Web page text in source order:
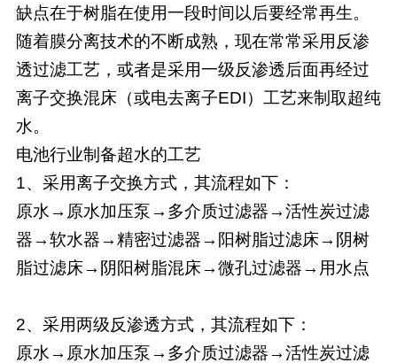
缺点在于树脂在使用一段时间以后要经常再生。
随着膜分离技术的不断成熟，现在常常采用反渗
透过滤工艺，或者是采用一级反渗透后面再经过
离子交换混床（或电去离子EDI）工艺来制取超纯
水。
电池行业制备超水的工艺
1、采用离子交换方式，其流程如下：
原水→原水加压泵→多介质过滤器→活性炭过滤
器→软水器→精密过滤器→阳树脂过滤床→阴树
脂过滤床→阴阳树脂混床→微孔过滤器→用水点
2、采用两级反渗透方式，其流程如下：
原水→原水加压泵→多介质过滤器→活性炭过滤